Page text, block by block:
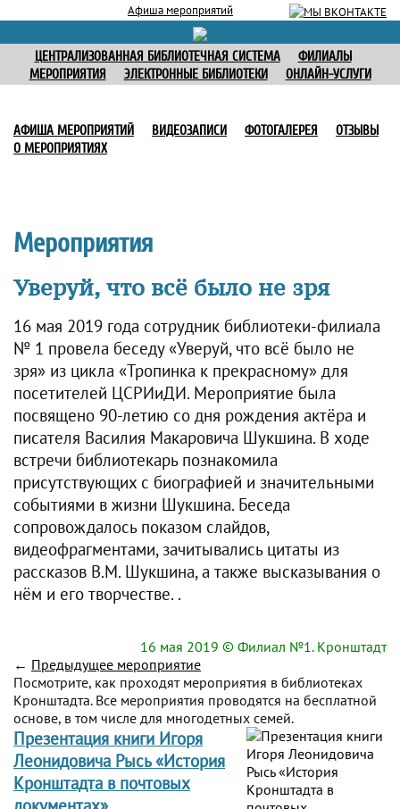
Афиша мероприятий
ЦЕНТРАЛИЗОВАННАЯ БИБЛИОТЕЧНАЯ СИСТЕМА
ФИЛИАЛЫ
МЕРОПРИЯТИЯ
ЭЛЕКТРОННЫЕ БИБЛИОТЕКИ ОНЛАЙН-УСЛУГИ
АФИША МЕРОПРИЯТИЙ ВИДЕОЗАПИСИ ФОТОГАЛЕРЕЯ
ОТЗЫВЫ
О МЕРОПРИЯТИЯХ
Мероприятия
Уверуй, что всё было не зря
16 мая 2019 года сотрудник библиотеки-филиала
№ 1 провела беседу «Уверуй, что всё было не
зря» из цикла «Тропинка к прекрасному» для
посетителей ЦСРИиДИ. Мероприятие была
посвящено 90-летию со дня рождения актёра и
писателя Василия Макаровича Шукшина. В ходе
встречи библиотекарь познакомила
присутствующих с биографией и значительными
событиями в жизни Шукшина. Беседа
сопровождалось показом слайдов,
видеофрагментами, зачитывались цитаты из
рассказов В.М. Шукшина, а также высказывания о
нём и его творчестве. .
16 мая 2019 © Филиал №1. Кронштадт
← Предыдущее мероприятие
Посмотрите, как проходят мероприятия в библиотеках
Кронштадта. Все мероприятия проводятся на бесплатной
основе, в том числе для многодетных семей.
Презентация книги Игоря
Леонидовича Рысь «История
Кронштадта в почтовых